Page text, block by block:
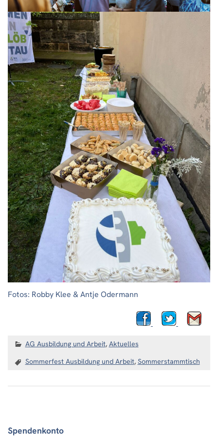
Fotos: Robby Klee & Antje Odermann
AG Ausbildung und Arbeit, Aktuelles
Sommerfest Ausbildung und Arbeit, Sommerstammtisch
Spendenkonto